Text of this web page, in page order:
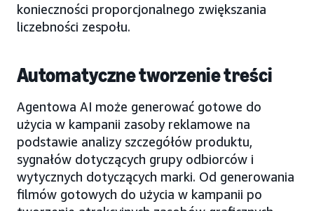
konieczności proporcjonalnego zwiększania
liczebności zespołu.
Automatyczne tworzenie treści
Agentowa AI może generować gotowe do
użycia w kampanii zasoby reklamowe na
podstawie analizy szczegółów produktu,
sygnałów dotyczących grupy odbiorców i
wytycznych dotyczących marki. Od generowania
filmów gotowych do użycia w kampanii po